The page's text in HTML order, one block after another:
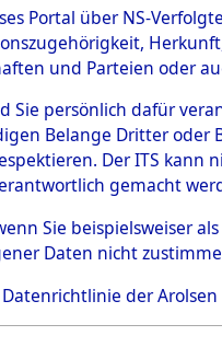
Portal über NS-
und Parteien oder
Sie persönlich dafür
Belange Dritter
Der ITS
gemacht
Sie beispielsweiser
Daten nicht
der Arolsen